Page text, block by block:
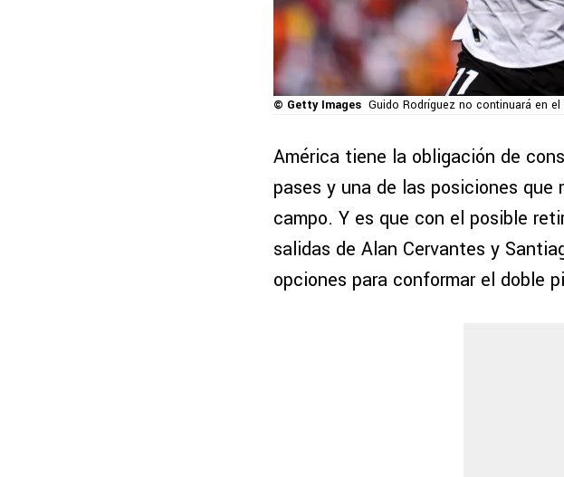
© Getty Images Guido Rodríguez no continuará en el
América tiene la obligación de
pases y una de las posiciones que
campo. Y es que con el posible
salidas de Alan Cervantes y
opciones para conformar el doble